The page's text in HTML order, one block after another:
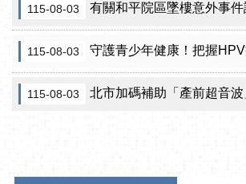
115-08-03 有關和平院區墜樓意外事件
115-08-03 守護青少年健康！把握HPV疫苗接種黃金期 臺北市提供校
115-08-03 北市加碼補助「產前超音波」 孕檢多1次